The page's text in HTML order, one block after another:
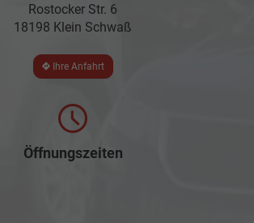
Rostocker Str. 6
18198 Klein Schwaß
Ihre Anfahrt
Öffnungszeiten